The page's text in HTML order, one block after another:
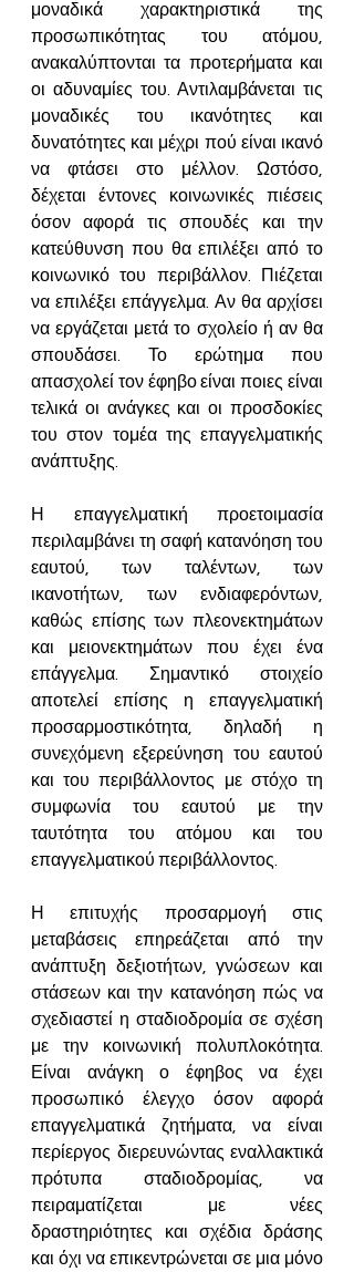
μοναδικά χαρακτηριστικά της
προσωπικότητας του ατόμου,
ανακαλύπτονται τα προτερήματα και
οι αδυναμίες του. Αντιλαμβάνεται τις
μοναδικές του ικανότητες και
δυνατότητες και μέχρι πού είναι ικανό
να φτάσει στο μέλλον. Ωστόσο,
δέχεται έντονες κοινωνικές πιέσεις
όσον αφορά τις σπουδές και την
κατεύθυνση που θα επιλέξει από το
κοινωνικό του περιβάλλον. Πιέζεται
να επιλέξει επάγγελμα. Αν θα αρχίσει
να εργάζεται μετά το σχολείο ή αν θα
σπουδάσει. Το ερώτημα που
απασχολεί τον έφηβο είναι ποιες είναι
τελικά οι ανάγκες και οι προσδοκίες
του στον τομέα της επαγγελματικής
ανάπτυξης.
Η επαγγελματική προετοιμασία
περιλαμβάνει τη σαφή κατανόηση του
εαυτού, των ταλέντων, των
ικανοτήτων, των ενδιαφερόντων,
καθώς επίσης των πλεονεκτημάτων
και μειονεκτημάτων που έχει ένα
επάγγελμα. Σημαντικό στοιχείο
αποτελεί επίσης η επαγγελματική
προσαρμοστικότητα, δηλαδή η
συνεχόμενη εξερεύνηση του εαυτού
και του περιβάλλοντος με στόχο τη
συμφωνία του εαυτού με την
ταυτότητα του ατόμου και του
επαγγελματικού περιβάλλοντος.
Η επιτυχής προσαρμογή στις
μεταβάσεις επηρεάζεται από την
ανάπτυξη δεξιοτήτων, γνώσεων και
στάσεων και την κατανόηση πώς να
σχεδιαστεί η σταδιοδρομία σε σχέση
με την κοινωνική πολυπλοκότητα.
Είναι ανάγκη ο έφηβος να έχει
προσωπικό έλεγχο όσον αφορά
επαγγελματικά ζητήματα, να είναι
περίεργος διερευνώντας εναλλακτικά
πρότυπα σταδιοδρομίας, να
πειραματίζεται με νέες
δραστηριότητες και σχέδια δράσης
και όχι να επικεντρώνεται σε μια μόνο